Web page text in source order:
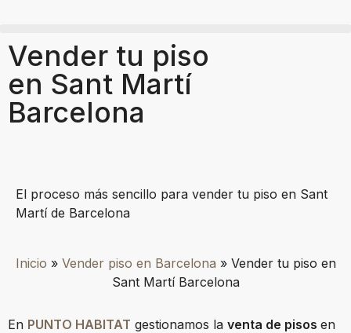
Vender tu piso
en Sant Martí
Barcelona
El proceso más sencillo para vender tu piso en Sant
Martí de Barcelona
Inicio » Vender piso en Barcelona » Vender tu piso en
Sant Martí Barcelona
En PUNTO HABITAT gestionamos la venta de pisos en